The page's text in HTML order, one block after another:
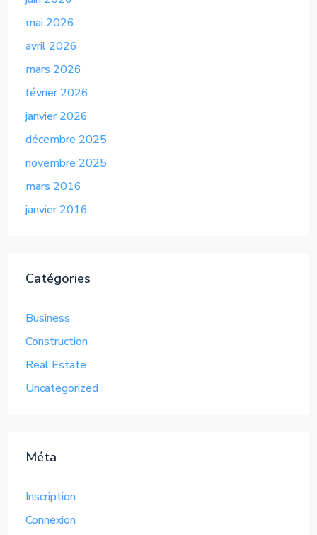
mai 2026
avril 2026
mars 2026
février 2026
janvier 2026
décembre 2025
novembre 2025
mars 2016
janvier 2016
Catégories
Business
Construction
Real Estate
Uncategorized
Méta
Inscription
Connexion